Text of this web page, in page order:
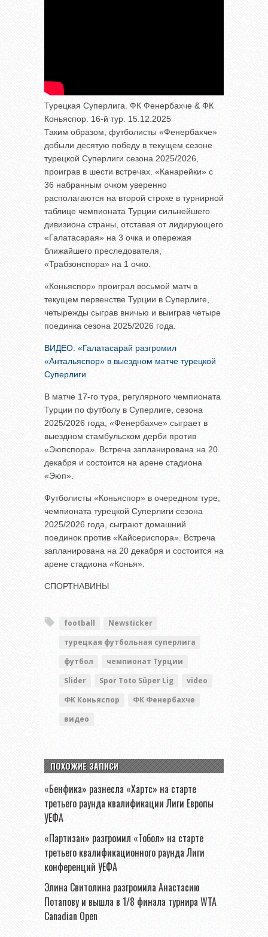
Турецкая Суперлига. ФК Фенербахче & ФК
Коньяспор. 16-й тур. 15.12.2025
Таким образом, футболисты «Фенербахче»
добыли десятую победу в текущем сезоне
турецкой Суперлиги сезона 2025/2026,
проиграв в шести встречах. «Канарейки» с
36 набранным очком уверенно
располагаются на второй строке в турнирной
таблице чемпионата Турции сильнейшего
дивизиона страны, отставая от лидирующего
«Галатасарая» на 3 очка и опережая
ближайшего преследователя,
«Трабзонспора» на 1 очко.
«Коньяспор» проиграл восьмой матч в
текущем первенстве Турции в Суперлиге,
четырежды сыграв вничью и выиграв четыре
поединка сезона 2025/2026 года.
ВИДЕО: «Галатасарай разгромил
«Антальяспор» в выездном матче турецкой
Суперлиги
В матче 17-го тура, регулярного чемпионата
Турции по футболу в Суперлиге, сезона
2025/2026 года, «Фенербахче» сыграет в
выездном стамбульском дерби против
«Эюпспора». Встреча запланирована на 20
декабря и состоится на арене стадиона
«Эюп».
Футболисты «Коньяспор» в очередном туре,
чемпионата турецкой Суперлиги сезона
2025/2026 года, сыграют домашний
поединок против «Кайсериспора». Встреча
запланирована на 20 декабря и состоится на
арене стадиона «Конья».
СПОРТНАВИНЫ
football
Newsticker
турецкая футбольная суперлига
футбол
чемпионат Турции
Slider
Spor Toto Süper Lig
video
ФК Коньяспор
ФК Фенербахче
видео
ПОХОЖИЕ ЗАПИСИ
«Бенфика» разнесла «Хартс» на старте
третьего раунда квалификации Лиги Европы
УЕФА
«Партизан» разгромил «Тобол» на старте
третьего квалификационного раунда Лиги
конференций УЕФА
Элина Свитолина разгромила Анастасию
Потапову и вышла в 1/8 финала турнира WTA
Canadian Open